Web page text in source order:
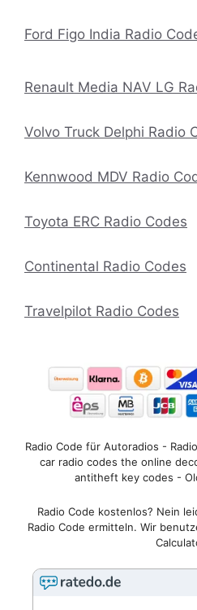
Ford Figo India Radio
Renault Media NAV LG
Volvo Truck Delphi Radio
Kennwood MDV Radio
Toyota ERC Radio Codes
Continental Radio Codes
Travelpilot Radio Codes
Radio Code für Autoradios -
car radio codes the online
antitheft key codes -
Radio Code kostenlos? Nein
Radio Code ermitteln. Wir